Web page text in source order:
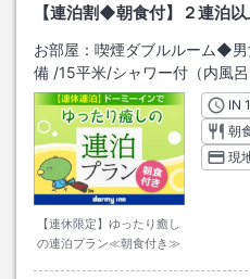
【連泊割◆朝食付】２連泊
お部屋： 喫煙ダブルルーム◆男
備 /15平米/シャワー付（内風呂
【連休限定】ゆったり癒し
の連泊プラン≪朝食付き≫
IN
朝
現